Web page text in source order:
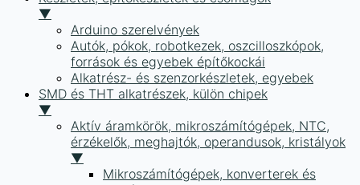
▼
Arduino szerelvények
Autók, pókok, robotkezek, oszcilloszkópok,
források és egyebek építőkockái
Alkatrész- és szenzorkészletek, egyebek
SMD és THT alkatrészek, külön chipek
▼
Aktív áramkörök, mikroszámítógépek, NTC,
érzékelők, meghajtók, operandusok, kristályok
▼
Mikroszámítógépek, konverterek és